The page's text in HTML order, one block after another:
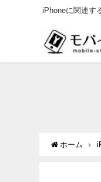
iPhoneに関連す
ホーム